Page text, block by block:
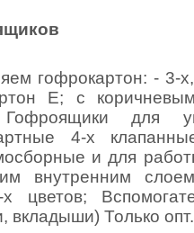
гофрокартон: - 3-
Е; с
для
4-х
и для
внутренним
цветов;
вкладыши) Только опт.